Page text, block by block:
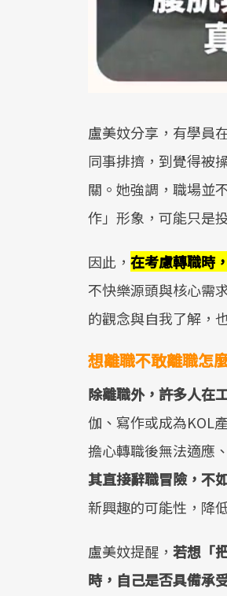
盧美妏分享，有學員
同事排擠，到覺得被
關。她強調，職場並
作」形象，可能只是
因此， 在考慮轉職時
不快樂源頭與核心需
的觀念與自我了解，
想離職不敢離職怎
除離職外，許多人在
伽、寫作或成為KOL
擔心轉職後無法適應
其直接辭職冒險，不
新興趣的可能性，降
盧美妏提醒， 若想「
時，自己是否具備承